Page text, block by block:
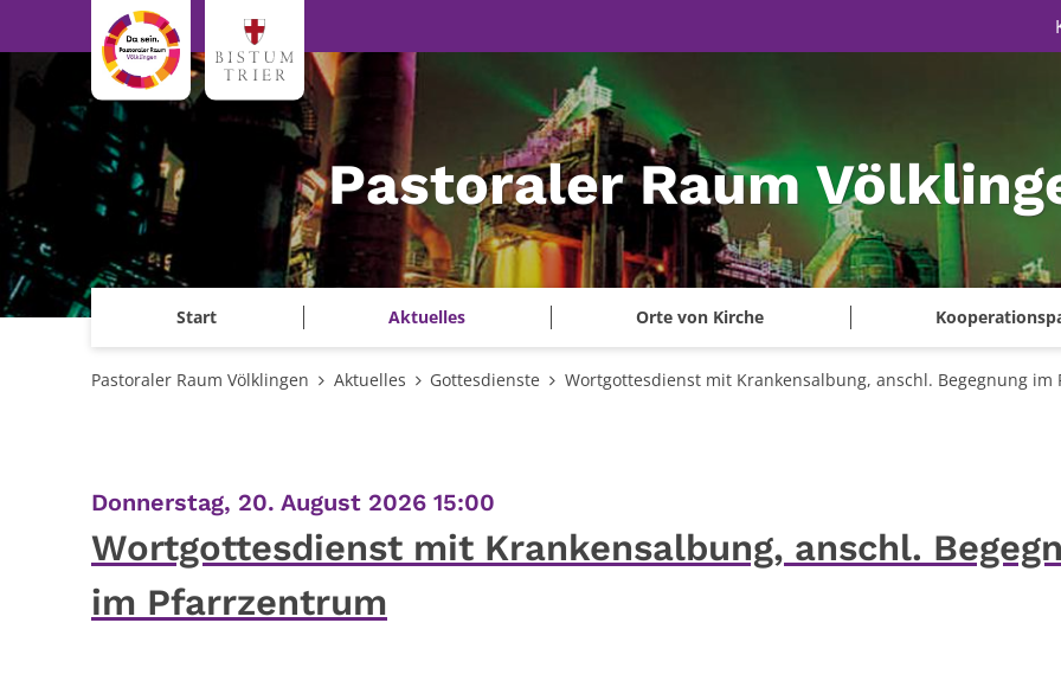
Zum Inhalt springen
Pastoraler Raum
Start Aktuelles Orte von Kirche
Pastoraler Raum Völklingen Aktuelles Gottesdienste Wortgottesdienst mit Krankensalbung, anschl. Begegnung im
Donnerstag, 20. August 2026 15:00
Wortgottesdienst mit Krankensalbung, anschl.
im Pfarrzentrum